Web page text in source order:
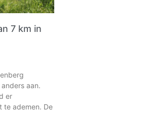
7 km in
aan.
er
te ademen. De